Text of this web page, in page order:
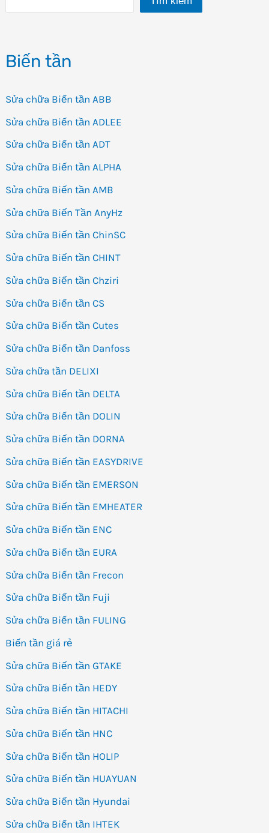
Biến tần
Sửa chữa Biến tần ABB
Sửa chữa Biến tần ADLEE
Sửa chữa Biến tần ADT
Sửa chữa Biến tần ALPHA
Sửa chữa Biến tần AMB
Sửa chữa Biến Tần AnyHz
Sửa chữa Biến tần ChinSC
Sửa chữa Biến tần CHINT
Sửa chữa Biến tần Chziri
Sửa chữa Biến tần CS
Sửa chữa Biến tần Cutes
Sửa chữa Biến tần Danfoss
Sửa chữa tần DELIXI
Sửa chữa Biến tần DELTA
Sửa chữa Biến tần DOLIN
Sửa chữa Biến tần DORNA
Sửa chữa Biến tần EASYDRIVE
Sửa chữa Biến tần EMERSON
Sửa chữa Biến tần EMHEATER
Sửa chữa Biến tần ENC
Sửa chữa Biến tần EURA
Sửa chữa Biến tần Frecon
Sửa chữa Biến tần Fuji
Sửa chữa Biến tần FULING
Biến tần giá rẻ
Sửa chữa Biến tần GTAKE
Sửa chữa Biến tần HEDY
Sửa chữa Biến tần HITACHI
Sửa chữa Biến tần HNC
Sửa chữa Biến tần HOLIP
Sửa chữa Biến tần HUAYUAN
Sửa chữa Biến tần Hyundai
Sửa chữa Biến tần IHTEK